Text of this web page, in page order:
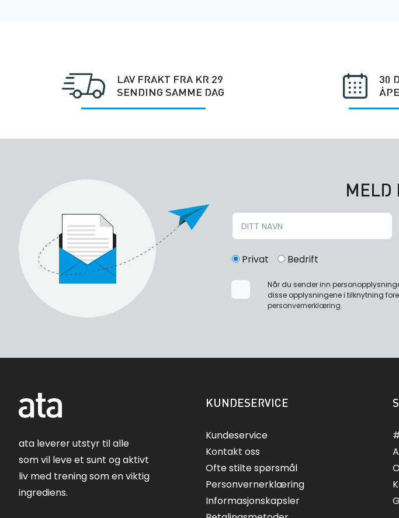
LAV FRAKT FRA KR 29
SENDING SAMME DAG
30
MELD
Privat Bedrift
Når du sender inn
disse opplysningene i tilknytning
personvernerklæring.
ata leverer utstyr til alle
som vil leve et sunt og aktivt
liv med trening som en viktig
ingrediens.
KUNDESERVICE
Kundeservice
Kontakt oss
Ofte stilte spørsmål
Personvernerklæring
Informasjonskapsler